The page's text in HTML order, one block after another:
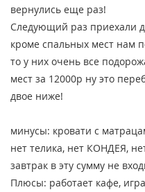
вернулись еще раз!
Следующий раз приехали
кроме спальных мест нам
то у них очень все
мест за 12000р ну это
двое ниже!
минусы: кровати с
нет телика, нет КОНДЕЯ,
завтрак в эту сумму не
Плюсы: работает кафе,